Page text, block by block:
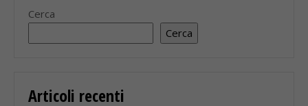
Cerca
Cerca
Articoli recenti